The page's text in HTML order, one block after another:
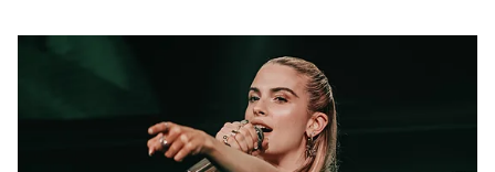
«Η...